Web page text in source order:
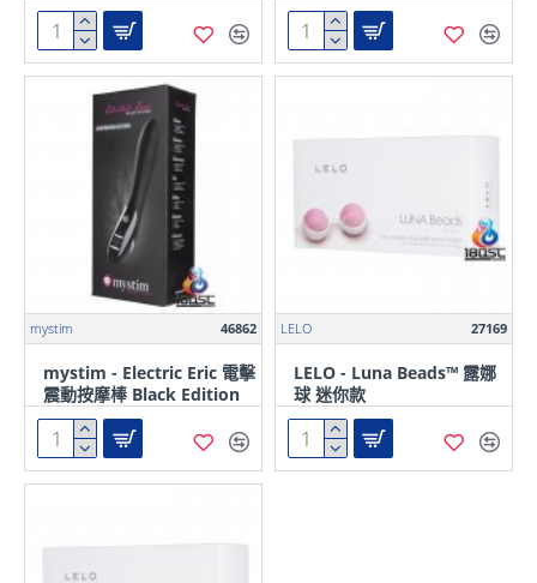
mystim 46862
mystim - Electric Eric 電擊
震動按摩棒 Black Edition
LELO 27169
LELO - Luna Beads™ 露娜
球 迷你款